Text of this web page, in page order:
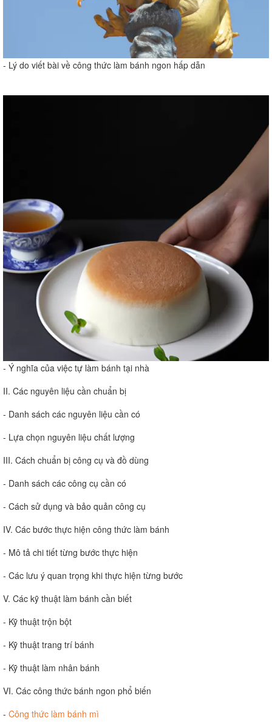
- Lý do viết bài về công thức làm bánh ngon hấp dẫn
- Ý nghĩa của việc tự làm bánh tại nhà
II. Các nguyên liệu cần chuẩn bị
- Danh sách các nguyên liệu cần có
- Lựa chọn nguyên liệu chất lượng
III. Cách chuẩn bị công cụ và đồ dùng
- Danh sách các công cụ cần có
- Cách sử dụng và bảo quản công cụ
IV. Các bước thực hiện công thức làm bánh
- Mô tả chi tiết từng bước thực hiện
- Các lưu ý quan trọng khi thực hiện từng bước
V. Các kỹ thuật làm bánh cần biết
- Kỹ thuật trộn bột
- Kỹ thuật trang trí bánh
- Kỹ thuật làm nhân bánh
VI. Các công thức bánh ngon phổ biến
- Công thức làm bánh mì